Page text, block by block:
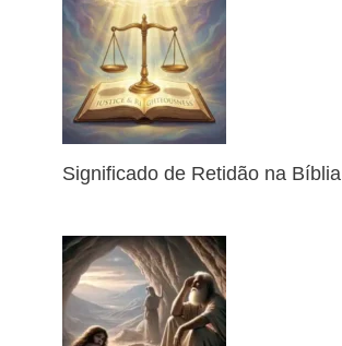
Significado de Retidão na Bíblia